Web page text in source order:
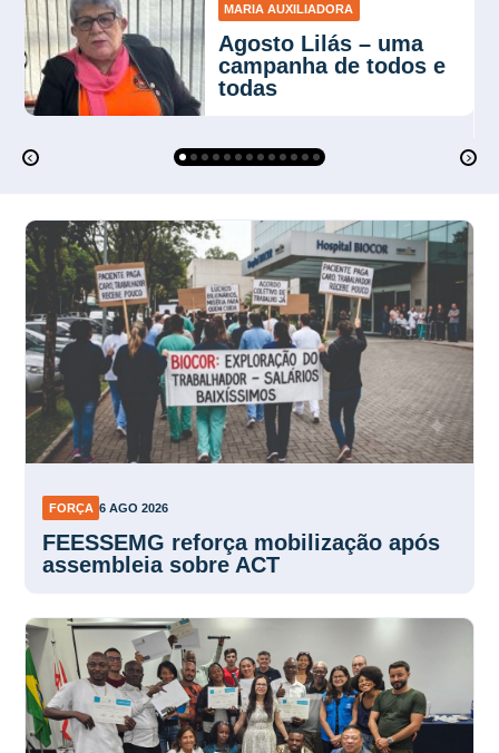
MARIA AUXILIADORA
Agosto Lilás – uma
campanha de todos e
todas
FORÇA 6 AGO 2026
FEESSEMG reforça mobilização após
assembleia sobre ACT